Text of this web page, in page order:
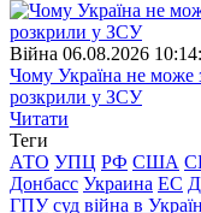
Війна 06.08.2026
Чому Україна не може
розкрили у ЗСУ
Читати
Теги
АТО УПЦ РФ США
Донбасс Украина ЕС
ГПУ суд війна в